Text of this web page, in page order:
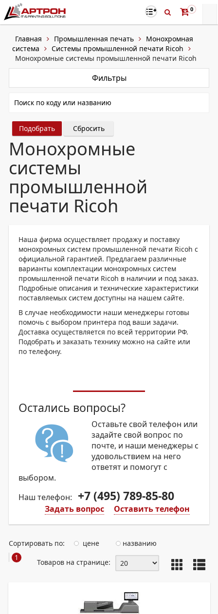
0
Главная Промышленная печать
Монохромная
система
Системы промышленной печати Ricoh
Монохромные системы промышленной печати Ricoh
Фильтры
Сбросить
Монохромные
системы
промышленной
печати Ricoh
Наша фирма осуществляет продажу и поставку
монохромных систем промышленной печати Ricoh с
официальной гарантией. Предлагаем различные
варианты комплектации монохромных систем
промышленной печати Ricoh в наличии и под заказ.
Подробные описания и технические характеристики
поставляемых систем доступны на нашем сайте.
В случае необходимости наши менеджеры готовы
помочь с выбором принтера под ваши задачи.
Доставка осуществляется по всей территории РФ.
Подобрать и заказать технику можно на сайте или
по телефону.
Остались вопросы?
Оставьте свой телефон или
задайте свой вопрос по
почте, и наши менеджеры с
удовольствием на него
ответят и помогут с
выбором.
Наш телефон:
+7 (495) 789-85-80
Оставить телефон
Задать вопрос
Сортировать по: цене
названию
1
Товаров на странице: